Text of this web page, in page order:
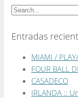
Entradas
MIAMI /
FOUR BALL
CASADECO
IRLANDA ::